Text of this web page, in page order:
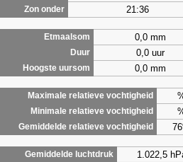
Zon onder 21:36
Etmaalsom 0,0 mm
Duur 0,0 uur
Hoogste uursom 0,0 mm
Maximale relatieve vochtigheid
Minimale relatieve vochtigheid
Gemiddelde relatieve vochtigheid
Gemiddelde luchtdruk 1.022,5